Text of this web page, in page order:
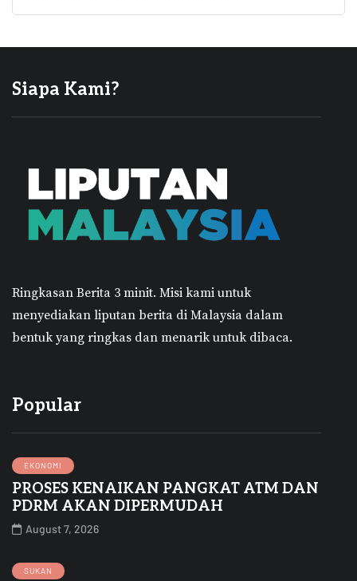
Siapa Kami?
Ringkasan Berita 3 minit. Misi kami untuk
menyediakan liputan berita di Malaysia dalam
bentuk yang ringkas dan menarik untuk dibaca.
Popular
EKONOMI
PROSES KENAIKAN PANGKAT ATM DAN
PDRM AKAN DIPERMUDAH
August 7, 2026
SUKAN